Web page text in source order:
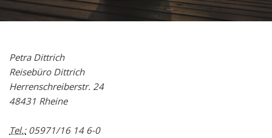
Petra Dittrich
Reisebüro Dittrich
Herrenschreiberstr. 24
48431 Rheine
Tel.:05971/16 14 6-0